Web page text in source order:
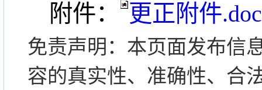
附件：
更正附件.doc
免责声明：本页面发布信
容的真实性、准确性、合